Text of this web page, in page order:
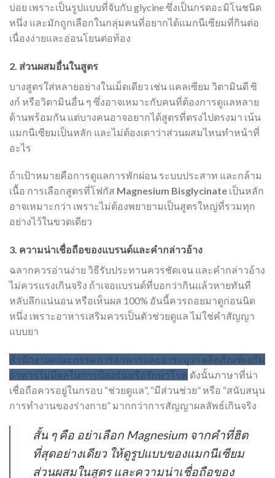
บ่อย เพราะเป็นรูปแบบที่จับกับ glycine ซึ่งเป็นกรดอะมิโนชนิด
หนึ่ง และมักถูกเลือกในกลุ่มคนที่อยากได้แมกนีเซียมที่กินต่อ
เนื่องง่ายและอ่อนโยนต่อท้อง
2. ส่วนผสมอื่นในสูตร
บางสูตรใส่หลายอย่างในเม็ดเดียว เช่น แคลเซียม วิตามินดี ซิ
งก์ หรือวิตามินอื่น ๆ ซึ่งอาจเหมาะกับคนที่ต้องการดูแลหลาย
ด้านพร้อมกัน แต่บางคนอาจอยากได้สูตรที่ตรงไปตรงมา เน้น
แมกนีเซียมเป็นหลัก และไม่ต้องเดาว่าส่วนผสมไหนทำหน้าที่
อะไร
ถ้าเป้าหมายคือการดูแลการพักผ่อน ระบบประสาท และกล้าม
เนื้อ การเลือกสูตรที่โฟกัส Magnesium Bisglycinate เป็นหลัก
อาจเหมาะกว่า เพราะไม่ต้องพยายามเป็นสูตรใหญ่ที่รวมทุก
อย่างไว้ในขวดเดียว
3. ความน่าเชื่อถือของแบรนด์และคำกล่าวอ้าง
ฉลากควรอ่านง่าย วิธีรับประทานควรชัดเจน และคำกล่าวอ้าง
ไม่ควรแรงเกินจริง ถ้าเจอแบรนด์ที่บอกว่ากินแล้วหายทันที
หลับลึกแน่นอน หรือเห็นผล 100% อันนี้ควรถอยมาดูก่อนนิด
หนึ่ง เพราะอาหารเสริมควรเป็นตัวช่วยดูแล ไม่ใช่คำสัญญา
แบบยา
สำนักงานคณะกรรมการอาหารและยาระบุว่า ผลิตภัณฑ์เสริม
อาหารไม่มีผลในการป้องกันหรือรักษาโรค ดังนั้นภาษาที่น่า
เชื่อถือควรอยู่ในกรอบ “ช่วยดูแล”, “มีส่วนช่วย” หรือ “สนับสนุน
การทำงานของร่างกาย” มากกว่าการสัญญาผลลัพธ์เกินจริง
สั้น ๆ คือ อย่าเลือก Magnesium จากคำที่ฮิต
ที่สุดอย่างเดียว ให้ดูรูปแบบของแมกนีเซียม
ส่วนผสมในสูตร และความน่าเชื่อถือของ